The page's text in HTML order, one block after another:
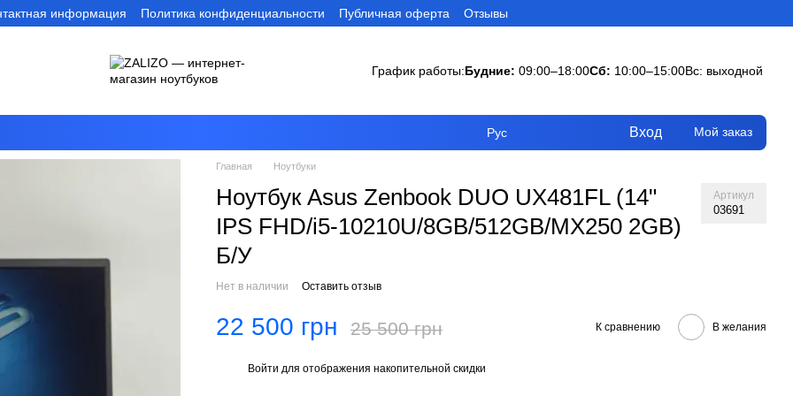
информация Политика конфиденциальности Публичная оферта Отзывы
График работы:Будние: 09:00–18:00Сб: 10:00–15:00Вс: выходной
Рус Вход Мой заказ
Главная Ноутбуки
Ноутбук Asus Zenbook DUO UX481FL (14"
IPS FHD/i5-10210U/8GB/512GB/MX250 2GB)
Б/У
Артикул
03691
Нет в наличии Оставить отзыв
22 500 грн 25 500 грн К сравнению В желания
Войти для отображения накопительной скидки